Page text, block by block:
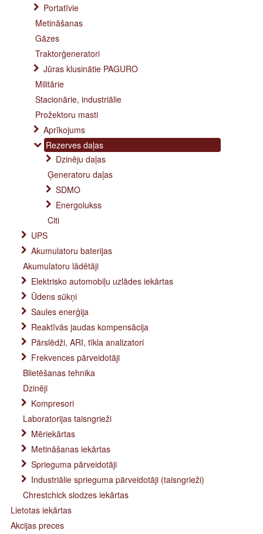
Portatīvie
Metināšanas
Gāzes
Traktorģeneratori
Jūras klusinātie PAGURO
Militārie
Stacionārie, industriālie
Prožektoru masti
Aprīkojums
Rezerves daļas
Dzinēju daļas
Ģeneratoru daļas
SDMO
Energolukss
Citi
UPS
Akumulatoru baterijas
Akumulatoru lādētāji
Elektrisko automobiļu uzlādes iekārtas
Ūdens sūkņi
Saules enerģija
Reaktīvās jaudas kompensācija
Pārslēdži, ARI, tīkla analizatori
Frekvences pārveidotāji
Blietēšanas tehnika
Dzinēji
Kompresori
Laboratorijas taisngrieži
Mēriekārtas
Metināšanas iekārtas
Sprieguma pārveidotāji
Industriālie sprieguma pārveidotāji (taisngrieži)
Chrestchick slodzes iekārtas
Lietotas iekārtas
Akcijas preces